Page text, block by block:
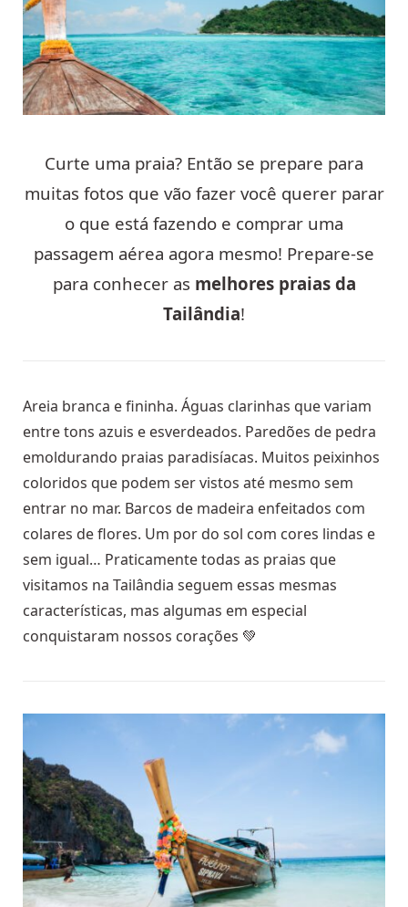
Curte uma praia? Então se prepare para
muitas fotos que vão fazer você querer parar
o que está fazendo e comprar uma
passagem aérea agora mesmo! Prepare-se
para conhecer as melhores praias da
Tailândia!
Areia branca e fininha. Águas clarinhas que variam
entre tons azuis e esverdeados. Paredões de pedra
emoldurando praias paradisíacas. Muitos peixinhos
coloridos que podem ser vistos até mesmo sem
entrar no mar. Barcos de madeira enfeitados com
colares de flores. Um por do sol com cores lindas e
sem igual… Praticamente todas as praias que
visitamos na Tailândia seguem essas mesmas
características, mas algumas em especial
conquistaram nossos corações 💚